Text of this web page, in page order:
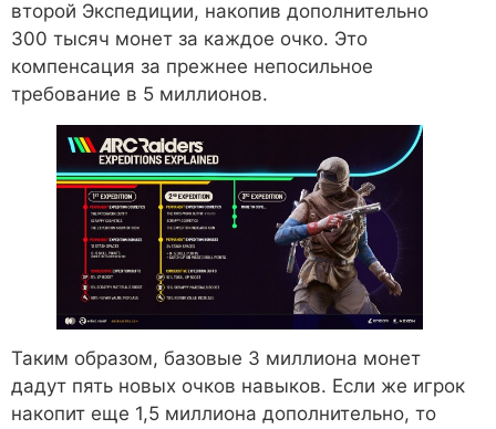
второй Экспедиции, накопив дополнительно
300 тысяч монет за каждое очко. Это
компенсация за прежнее непосильное
требование в 5 миллионов.
Таким образом, базовые 3 миллиона монет
дадут пять новых очков навыков. Если же игрок
накопит еще 1,5 миллиона дополнительно, то